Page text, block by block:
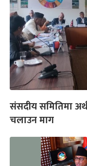
संसदीय समितिमा
चलाउन माग